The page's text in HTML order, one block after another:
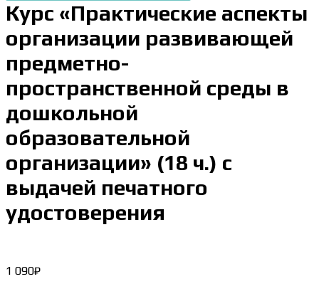
Курс «Практические аспекты
организации развивающей
предметно-
пространственной среды в
дошкольной
образовательной
организации» (18 ч.) с
выдачей печатного
удостоверения
1 090₽